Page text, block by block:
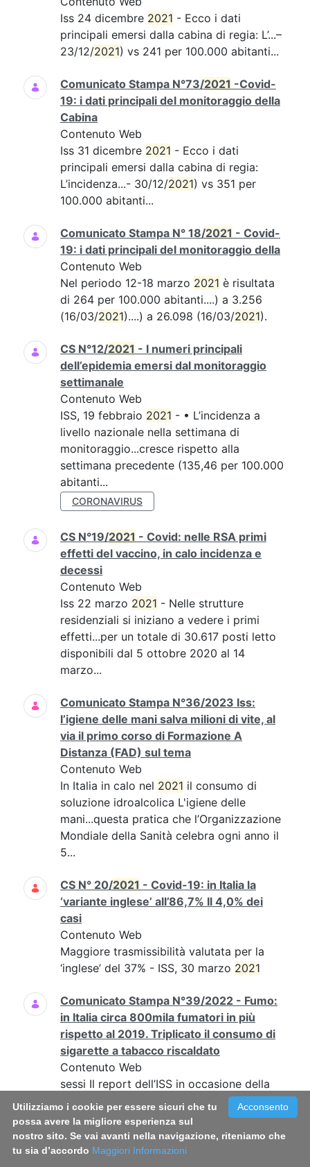
Iss 24 dicembre 2021 - Ecco i dati
principali emersi dalla cabina di regia: L’...–
23/12/2021) vs 241 per 100.000 abitanti...
Comunicato Stampa N°73/2021 -Covid-
19: i dati principali del monitoraggio della
Cabina
Contenuto Web
Iss 31 dicembre 2021 - Ecco i dati
principali emersi dalla cabina di regia:
L’incidenza...- 30/12/2021) vs 351 per
100.000 abitanti...
Comunicato Stampa N° 18/2021 - Covid-
19: i dati principali del monitoraggio della
Contenuto Web
Nel periodo 12-18 marzo 2021 è risultata
di 264 per 100.000 abitanti....) a 3.256
(16/03/2021)....) a 26.098 (16/03/2021).
CS N°12/2021 - I numeri principali
dell’epidemia emersi dal monitoraggio
settimanale
Contenuto Web
ISS, 19 febbraio 2021 - • L’incidenza a
livello nazionale nella settimana di
monitoraggio...cresce rispetto alla
settimana precedente (135,46 per 100.000
abitanti...
CORONAVIRUS
CS N°19/2021 - Covid: nelle RSA primi
effetti del vaccino, in calo incidenza e
decessi
Contenuto Web
Iss 22 marzo 2021 - Nelle strutture
residenziali si iniziano a vedere i primi
effetti...per un totale di 30.617 posti letto
disponibili dal 5 ottobre 2020 al 14
marzo...
Comunicato Stampa N°36/2023 Iss:
l’igiene delle mani salva milioni di vite, al
via il primo corso di Formazione A
Distanza (FAD) sul tema
Contenuto Web
In Italia in calo nel 2021 il consumo di
soluzione idroalcolica L'igiene delle
mani...questa pratica che l’Organizzazione
Mondiale della Sanità celebra ogni anno il
5...
CS N° 20/2021 - Covid-19: in Italia la
‘variante inglese’ all’86,7% Il 4,0% dei
casi
Contenuto Web
Maggiore trasmissibilità valutata per la
‘inglese’ del 37% - ISS, 30 marzo 2021
Comunicato Stampa N°39/2022 - Fumo:
in Italia circa 800mila fumatori in più
rispetto al 2019. Triplicato il consumo di
sigarette a tabacco riscaldato
Contenuto Web
sessi Il report dell’ISS in occasione della
Giornata mondiale senza tabacco il 31
maggio...ISS 30maggio2022 - Quasi un
italiano su quattro (il...
Acconsento
Utilizziamo i cookie per essere sicuri che tu
possa avere la migliore esperienza sul
nostro sito. Se vai avanti nella navigazione, riteniamo che
tu sia d’accordo Maggiori Informazioni